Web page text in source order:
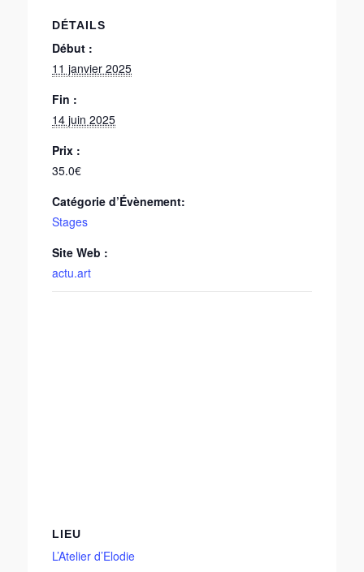
DÉTAILS
Début :
11 janvier 2025
Fin :
14 juin 2025
Prix :
35.0€
Catégorie d’Évènement:
Stages
Site Web :
actu.art
LIEU
L’Atelier d’Elodie